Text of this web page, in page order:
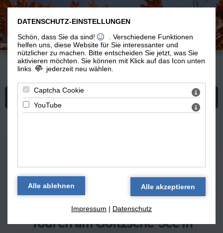
Du bist hier:Vom Leben> Touren-Archiv
Mehr zum Thema "Vom Leben"
Touren am Goitzsche-See in
DATENSCHUTZ-EINSTELLUNGEN
Schön, dass Sie da sind!
. Verschiedene Funktionen
helfen uns, diese Website für Sie interessanter und
nützlicher zu machen.
Bitte entscheiden Sie jetzt, was Sie
aktivieren möchten. Sie können mit Klick auf das Icon unten
links
jederzeit neu wählen.
Captcha Cookie
YouTube
Impressum | Datenschutz